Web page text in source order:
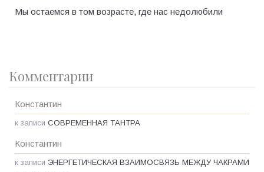
Мы остаемся в том возрасте, где нас недолюбили
Комментарии
Константин
к записи СОВРЕМЕННАЯ ТАНТРА
Константин
к записи ЭНЕРГЕТИЧЕСКАЯ ВЗАИМОСВЯЗЬ МЕЖДУ ЧАКРАМИ